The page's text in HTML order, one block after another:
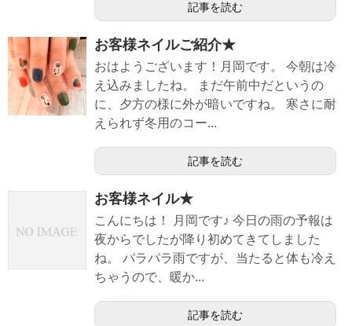
記事を読む
お客様ネイルご紹介★
おはようございます！月岡です。 今朝は冷
え込みましたね。 まだ午前中だというの
に、夕方の様に外が暗いですね。 寒さに耐
えられず冬用のコー...
記事を読む
お客様ネイル★
こんにちは！ 月岡です♪ 今日の雨の予報は
夜からでしたが降り初めてきてしました
ね。 パラパラ雨ですが、当たると体も冷え
ちゃうので、暖か...
記事を読む